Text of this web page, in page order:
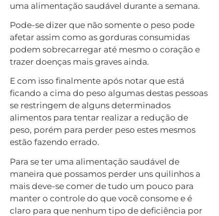
uma alimentação saudável durante a semana.
Pode-se dizer que não somente o peso pode
afetar assim como as gorduras consumidas
podem sobrecarregar até mesmo o coração e
trazer doenças mais graves ainda.
E com isso finalmente após notar que está
ficando a cima do peso algumas destas pessoas
se restringem de alguns determinados
alimentos para tentar realizar a redução de
peso, porém para perder peso estes mesmos
estão fazendo errado.
Para se ter uma alimentação saudável de
maneira que possamos perder uns quilinhos a
mais deve-se comer de tudo um pouco para
manter o controle do que você consome e é
claro para que nenhum tipo de deficiência por